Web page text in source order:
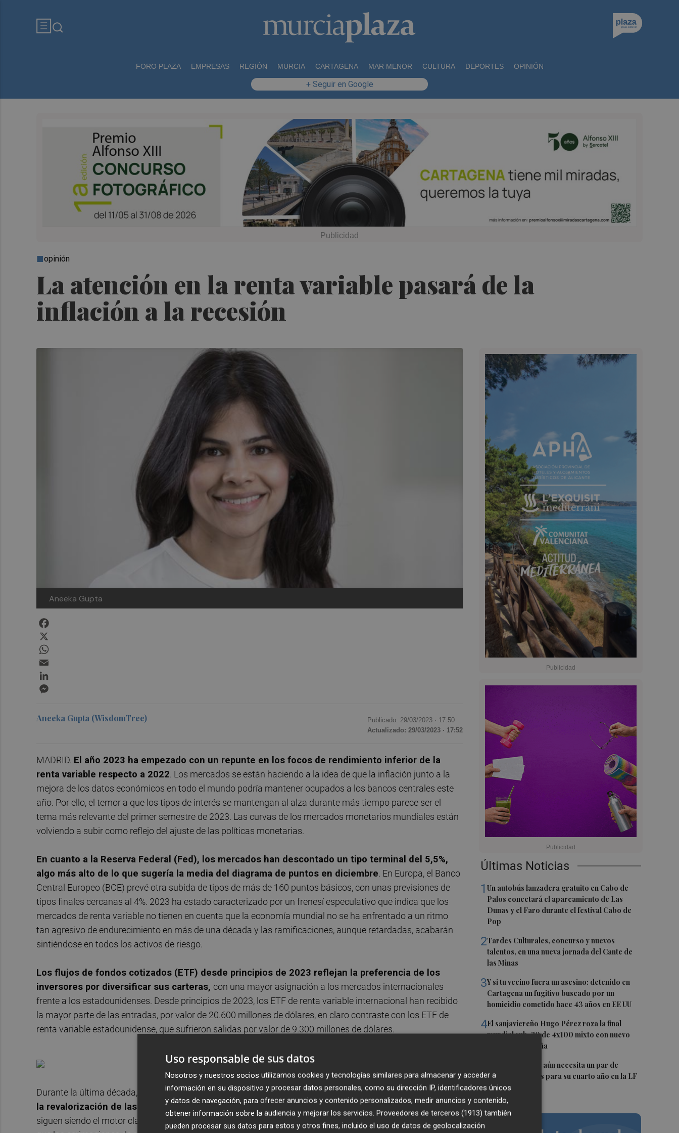
FORO PLAZA EMPRESAS REGIÓN MURCIA CARTAGENA MAR MENOR CULTURA DEPORTES OPINIÓN
+ Seguir en Google
La atención en la renta variable pasará de la
inflación a la recesión
opinión
Aneeka Gupta
Últimas Noticias
1Un autobús lanzadera gratuito en Cabo de
Palos conectará el aparcamiento de Las
Dunas y el Faro durante el festival Cabo de
Pop
2Tardes Culturales, concurso y nuevos
talentos, en una nueva jornada del Cante de
las Minas
3Y si tu vecino fuera un asesino: detenido en
Cartagena un fugitivo buscado por un
homicidio cometido hace 43 años en EE UU
4El sanjaviereño Hugo Pérez roza la final
mundial sub-20 de 4x100 mixto con nuevo
récord de España
El Hozono Jairis aún necesita un par de
incorporaciones para su cuarto año en la LF
Endesa
Aneeka Gupta (WisdomTree) Publicado: 29/03/2023 · 17:50
Actualizado: 29/03/2023 · 17:52
MADRID. El año 2023 ha empezado con un repunte en los focos de rendimiento inferior de la
renta variable respecto a 2022. Los mercados se están haciendo a la idea de que la inflación junto a la
mejora de los datos económicos en todo el mundo podría mantener ocupados a los bancos centrales este
año. Por ello, el temor a que los tipos de interés se mantengan al alza durante más tiempo parece ser el
tema más relevante del primer semestre de 2023. Las curvas de los mercados monetarios mundiales están
volviendo a subir como reflejo del ajuste de las políticas monetarias.
En cuanto a la Reserva Federal (Fed), los mercados han descontado un tipo terminal del 5,5%,
algo más alto de lo que sugería la media del diagrama de puntos en diciembre. En Europa, el Banco
Central Europeo (BCE) prevé otra subida de tipos de más de 160 puntos básicos, con unas previsiones de
tipos finales cercanas al 4%. 2023 ha estado caracterizado por un frenesí especulativo que indica que los
mercados de renta variable no tienen en cuenta que la economía mundial no se ha enfrentado a un ritmo
tan agresivo de endurecimiento en más de una década y las ramificaciones, aunque retardadas, acabarán
sintiéndose en todos los activos de riesgo.
Los flujos de fondos cotizados (ETF) desde principios de 2023 reflejan la preferencia de los
inversores por diversificar sus carteras, con una mayor asignación a los mercados internacionales
frente a los estadounidenses. Desde principios de 2023, los ETF de renta variable internacional han recibido
la mayor parte de las entradas, por valor de 20.600 millones de dólares, en claro contraste con los ETF de
renta variable estadounidense, que sufrieron salidas por valor de 9.300 millones de dólares.
Durante la última década,
las empresas estadounidenses superaron a las internacionales debido a
la revalorización de las acciones por dos factores: las ganancias y la valoración. Las ganancias
siguen siendo el motor clave de los mercados de renta variable a largo plazo. De cara al futuro, podemos ver
Uso responsable de sus datos
Nosotros y nuestros socios utilizamos cookies y tecnologías similares para almacenar y acceder a
información en su dispositivo y procesar datos personales, como su dirección IP, identificadores únicos
y datos de navegación, para ofrecer anuncios y contenido personalizados, medir anuncios y contenido,
obtener información sobre la audiencia y mejorar los servicios. Proveedores de terceros (1913) también
pueden procesar sus datos para estos y otros fines, incluido el uso de datos de geolocalización